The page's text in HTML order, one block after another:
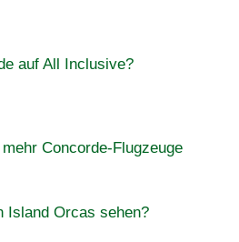
auf All Inclusive?
Concorde-Flugzeuge
Island Orcas sehen?